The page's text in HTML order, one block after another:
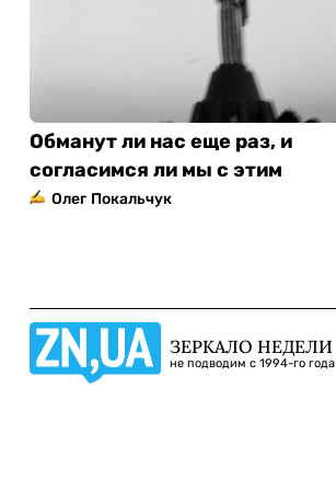
Обманут ли нас еще раз, и
согласимся ли мы с этим
Олег Покальчук
ЗЕРКАЛО НЕДЕЛИ
не подводим с 1994-го года